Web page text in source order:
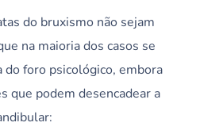
do bruxismo não sejam
na maioria dos casos se
foro psicológico, embora
que podem desencadear a